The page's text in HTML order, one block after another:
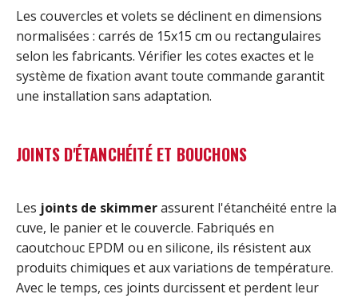
Les couvercles et volets se déclinent en dimensions
normalisées : carrés de 15x15 cm ou rectangulaires
selon les fabricants. Vérifier les cotes exactes et le
système de fixation avant toute commande garantit
une installation sans adaptation.
JOINTS D'ÉTANCHÉITÉ ET BOUCHONS
Les joints de skimmerassurent l'étanchéité entre la
cuve, le panier et le couvercle. Fabriqués en
caoutchouc EPDM ou en silicone, ils résistent aux
produits chimiques et aux variations de température.
Avec le temps, ces joints durcissent et perdent leur